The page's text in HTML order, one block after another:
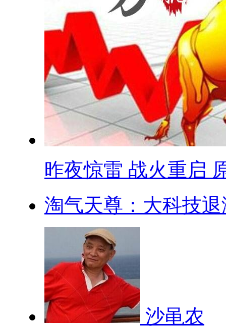
昨夜惊雷 战火重启
淘气天尊：大科技
沙黾农